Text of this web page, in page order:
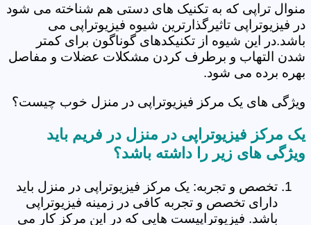
منوال تراپی که به تکنیک های دستی هم شناخته می شود
در فیزیوتراپی تاثیرگذارترین شیوه فیزیوتراپی می
باشد.در این شیوه از تکنیکدهای گوناگون برای کمتر
شدن التهاب و برطرف کردن مشکلات عضلات و مفاصل
بهره برده می شود.
ویژگی های یک مرکز فیزیوتراپی در منزل خوب چیست؟
یک مرکز فیزیوتراپی در منزل در فریم باید
ویژگی های زیر را داشته باشد؟
تخصص و تجربه: یک مرکز فیزیوتراپی در منزل باید
دارای تخصص و تجربه کافی در زمینه فیزیوتراپی
باشد. فیزیوتراپیست هایی که در این مرکز کار می